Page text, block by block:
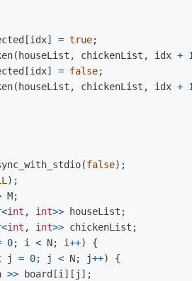
[idx] = true;
( houseList , chickenList , idx +
[idx] = false;
( houseList , chickenList , idx +
(false);
);
M;
<int , int>> houseList ;
<int , int>> chickenList ;
0; i < N; i++)
{
j = 0; j < N; j++)
{
>> board [i ][ j ];